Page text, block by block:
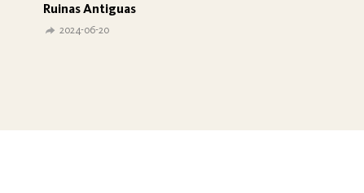
Ruinas Antiguas
2024-06-20